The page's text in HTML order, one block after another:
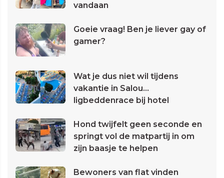
vandaan
Goeie vraag! Ben je liever gay of
gamer?
Wat je dus niet wil tijdens
vakantie in Salou...
ligbeddenrace bij hotel
Hond twijfelt geen seconde en
springt vol de matpartij in om
zijn baasje te helpen
Bewoners van flat vinden